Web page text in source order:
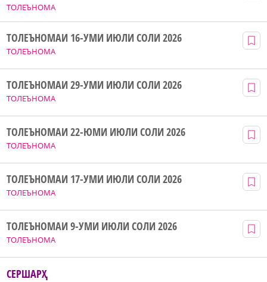
ТОЛЕЪНОМА
ТОЛЕЪНОМА
ТОЛЕЪНОМАИ 16-УМИ ИЮЛИ СОЛИ 2026
ТОЛЕЪНОМА
ТОЛЕЪНОМАИ 29-УМИ ИЮЛИ СОЛИ 2026
ТОЛЕЪНОМА
ТОЛЕЪНОМАИ 22-ЮМИ ИЮЛИ СОЛИ 2026
ТОЛЕЪНОМА
ТОЛЕЪНОМАИ 17-УМИ ИЮЛИ СОЛИ 2026
ТОЛЕЪНОМА
ТОЛЕЪНОМАИ 9-УМИ ИЮЛИ СОЛИ 2026
СЕРШАРҲ